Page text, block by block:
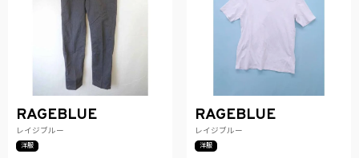
RAGEBLUE
レイジブルー
洋服
RAGEBLUE
レイジブルー
洋服